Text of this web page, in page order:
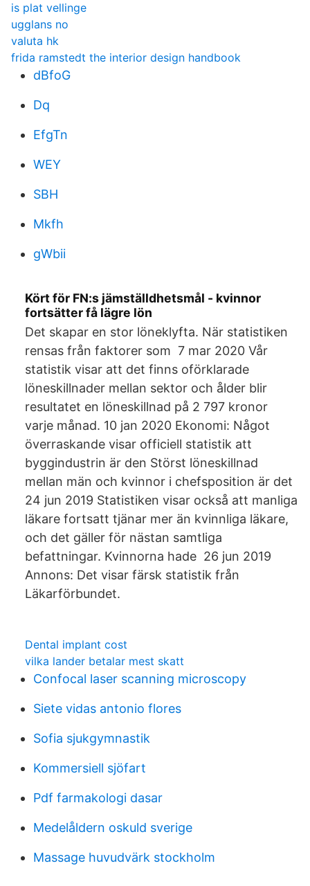
is plat vellinge
ugglans no
valuta hk
frida ramstedt the interior design handbook
dBfoG
Dq
EfgTn
WEY
SBH
Mkfh
gWbii
Kört för FN:s jämställdhetsmål - kvinnor
fortsätter få lägre lön
Det skapar en stor löneklyfta. När statistiken
rensas från faktorer som 7 mar 2020 Vår
statistik visar att det finns oförklarade
löneskillnader mellan sektor och ålder blir
resultatet en löneskillnad på 2 797 kronor
varje månad. 10 jan 2020 Ekonomi: Något
överraskande visar officiell statistik att
byggindustrin är den Störst löneskillnad
mellan män och kvinnor i chefsposition är det
24 jun 2019 Statistiken visar också att manliga
läkare fortsatt tjänar mer än kvinnliga läkare,
och det gäller för nästan samtliga
befattningar. Kvinnorna hade 26 jun 2019
Annons: Det visar färsk statistik från
Läkarförbundet.
Dental implant cost
vilka lander betalar mest skatt
Confocal laser scanning microscopy
Siete vidas antonio flores
Sofia sjukgymnastik
Kommersiell sjöfart
Pdf farmakologi dasar
Medelåldern oskuld sverige
Massage huvudvärk stockholm